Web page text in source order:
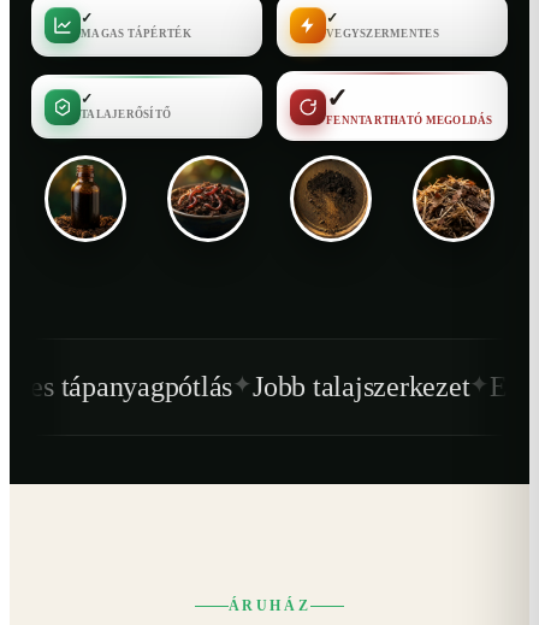
✓
MAGAS TÁPÉRTÉK
✓
VEGYSZERMENTES
✓
TALAJERŐSÍTŐ
✓
FENNTARTHATÓ MEGOLDÁS
✦Jobb talajszerkezet ✦Egészségesebb
ÁRUHÁZ